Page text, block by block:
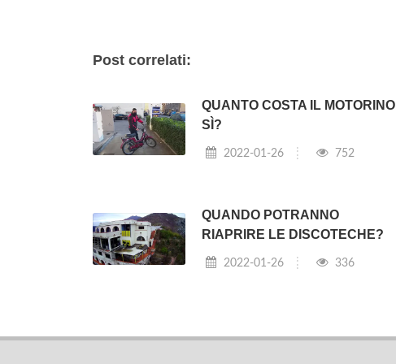
Post correlati:
QUANTO COSTA IL MOTORINO
SÌ?
2022-01-26 752
QUANDO POTRANNO
RIAPRIRE LE DISCOTECHE?
2022-01-26 336